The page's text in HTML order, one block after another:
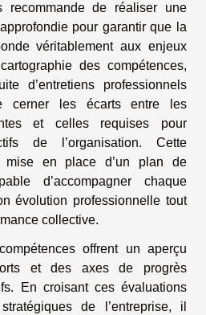
recommande de réaliser une
pour garantir que la
véritablement aux enjeux
des compétences,
d’entretiens professionnels
cerner les écarts entre les
et celles requises pour
de l’organisation. Cette
mise en place d’un plan de
d’accompagner chaque
évolution professionnelle tout
collective.
offrent un aperçu
et des axes de progrès
En croisant ces évaluations
de l’entreprise, il